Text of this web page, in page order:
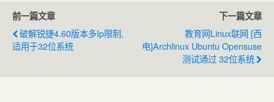
前一篇文章
破解锐捷4.60版本多ip限制,
适用于32位系统
下一篇文章
教育网linux联网 [西
电]archlinux Ubuntu Opensuse
测试通过 32位系统